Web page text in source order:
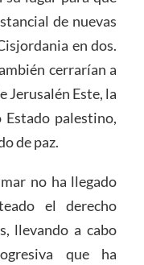
de nuevas
en dos.
cerrarían a
Jerusalén Este, la
palestino,
de paz.
no ha llegado
el derecho
llevando a cabo
que ha